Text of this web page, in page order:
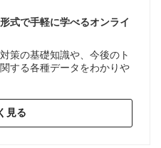
式で手軽に学べるオンライ
策の基礎知識や、今後のト
する各種データをわかりや
見る